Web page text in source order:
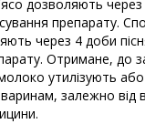
дозволяють через
препарату.
через 4 доби
Отримане, до
утилізують
залежно від